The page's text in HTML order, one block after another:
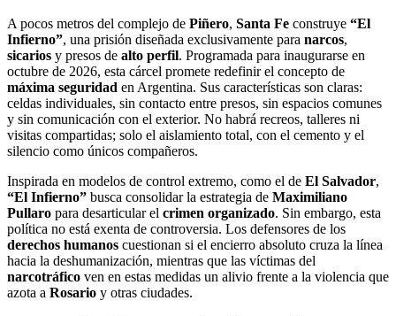
A pocos metros del complejo de Piñero, Santa Fe construye “El
Infierno”, una prisión diseñada exclusivamente para narcos,
sicarios y presos de alto perfil. Programada para inaugurarse en
octubre de 2026, esta cárcel promete redefinir el concepto de
máxima seguridad en Argentina. Sus características son claras:
celdas individuales, sin contacto entre presos, sin espacios comunes
y sin comunicación con el exterior. No habrá recreos, talleres ni
visitas compartidas; solo el aislamiento total, con el cemento y el
silencio como únicos compañeros.
Inspirada en modelos de control extremo, como el de El Salvador,
“El Infierno” busca consolidar la estrategia de Maximiliano
Pullaro para desarticular el crimen organizado. Sin embargo, esta
política no está exenta de controversia. Los defensores de los
derechos humanos cuestionan si el encierro absoluto cruza la línea
hacia la deshumanización, mientras que las víctimas del
narcotráfico ven en estas medidas un alivio frente a la violencia que
azota a Rosario y otras ciudades.